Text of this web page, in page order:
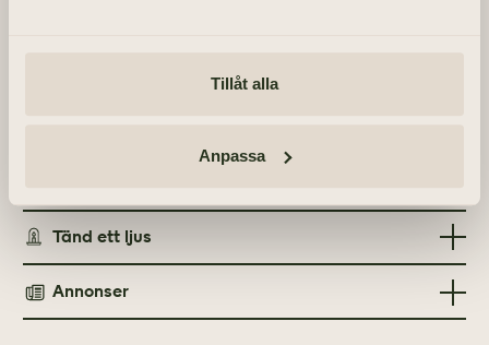
Tillåt alla
Anpassa
Tänd ett ljus
TÄND ETT LJUS
Annonser